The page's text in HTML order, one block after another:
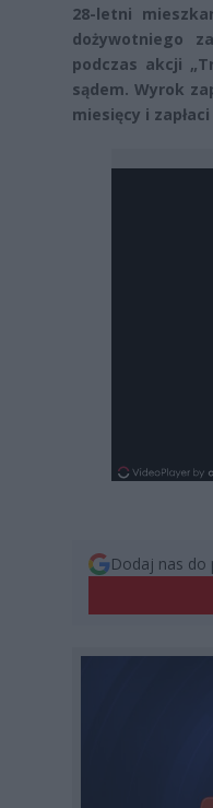
28-letni
dożywotniego
podczas akcji
sądem. Wyrok
miesięcy i
Dodaj nas do